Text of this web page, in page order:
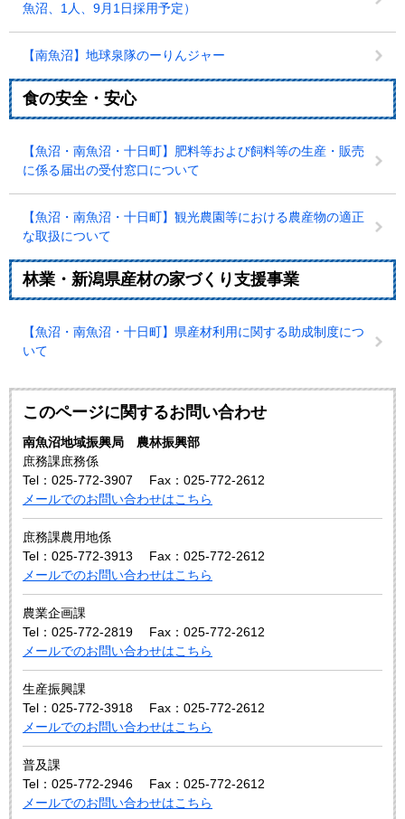
魚沼、1人、9月1日採用予定）
【南魚沼】地球泉隊のーりんジャー
食の安全・安心
【魚沼・南魚沼・十日町】肥料等および飼料等の生産・販売
に係る届出の受付窓口について
【魚沼・南魚沼・十日町】観光農園等における農産物の適正
な取扱について
林業・新潟県産材の家づくり支援事業
【魚沼・南魚沼・十日町】県産材利用に関する助成制度につ
いて
このページに関するお問い合わせ
南魚沼地域振興局 農林振興部
庶務課庶務係
Tel：025-772-3907
Fax：025-772-2612
メールでのお問い合わせはこちら
庶務課農用地係
Tel：025-772-3913
Fax：025-772-2612
メールでのお問い合わせはこちら
農業企画課
Tel：025-772-2819
Fax：025-772-2612
メールでのお問い合わせはこちら
生産振興課
Tel：025-772-3918
Fax：025-772-2612
メールでのお問い合わせはこちら
普及課
Tel：025-772-2946
Fax：025-772-2612
メールでのお問い合わせはこちら